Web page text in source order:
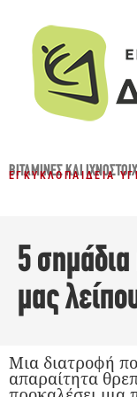
ΒΙΤΑΜΊΝΕΣ ΚΑΙ
ΕΓΚΥΚΛΟΠΑΊΔΕΙΑ
5
μας
Μια διατροφή
απαραίτητα